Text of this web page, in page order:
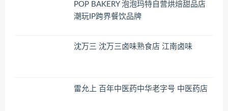
POP BAKERY 泡泡玛特自营烘焙甜品店
潮玩IP跨界餐饮品牌
沈万三 沈万三卤味熟食店 江南卤味
雷允上 百年中医药中华老字号 中医药店